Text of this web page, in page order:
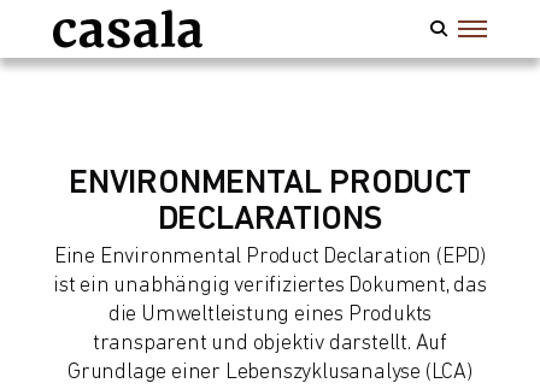
ENVIRONMENTAL PRODUCT
DECLARATIONS
Eine Environmental Product Declaration (EPD)
ist ein unabhängig verifiziertes Dokument, das
die Umweltleistung eines Produkts
transparent und objektiv darstellt. Auf
Grundlage einer Lebenszyklusanalyse (LCA)